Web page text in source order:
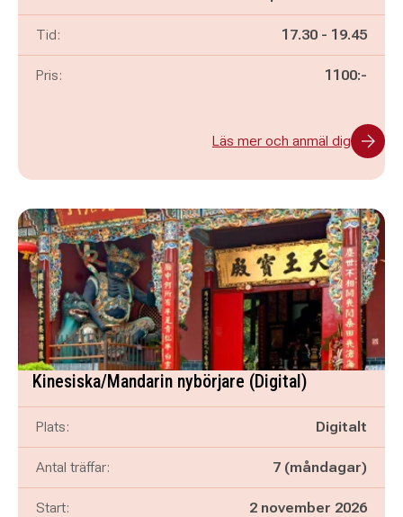
Tid: Pågår mellan
17.30 - och
19.45
Pris: 1100:-
Läs mer och anmäl dig
Kinesiska/Mandarin nybörjare (Digital)
Plats: Digitalt
Antal träffar: 7 (måndagar)
Start: 2 november 2026